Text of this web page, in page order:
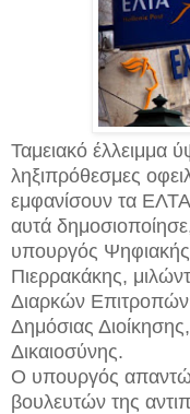
Ταμειακό έλλειμμα
ληξιπρόθεσμες
εμφανίσουν τα ΕΛΤΑ
αυτά
υπουργός
Πιερρακάκης,
Διαρκών
Δημόσιας
Δικαιοσύνης.
Ο υπουργός
βουλευτών της